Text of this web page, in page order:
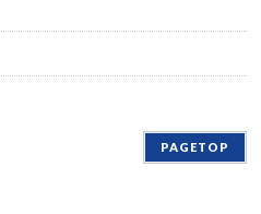
PAGETOP